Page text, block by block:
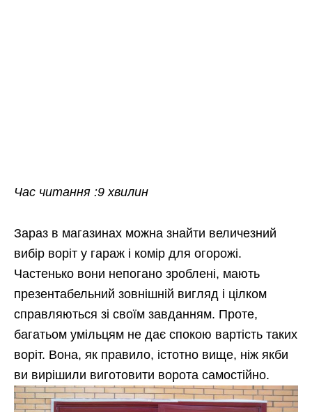
Час читання :9 хвилин
Зараз в магазинах можна знайти величезний
вибір воріт у гараж і комір для огорожі.
Частенько вони непогано зроблені, мають
презентабельний зовнішній вигляд і цілком
справляються зі своїм завданням. Проте,
багатьом умільцям не дає спокою вартість таких
воріт. Вона, як правило, істотно вище, ніж якби
ви вирішили виготовити ворота самостійно.